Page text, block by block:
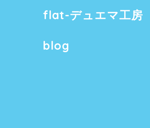
flat-デュエマ工房
blog